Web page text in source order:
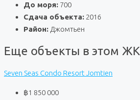
До моря: 700
Сдача объекта: 2016
Район: Джомтьен
Еще объекты в этом ЖК
Seven Seas Condo Resort Jomtien
฿1 850 000